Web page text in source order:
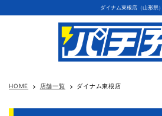
ダイナム東根店（山形県）
HOME keyboard_arrow_right 店舗一覧 keyboard_arrow_right ダイナム東根店